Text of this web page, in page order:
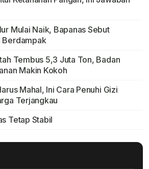
Mulai Naik, Bapanas Sebut
Berdampak
Tembus 5,3 Juta Ton, Badan
Makin Kokoh
Mahal, Ini Cara Penuhi Gizi
Terjangkau
Tetap Stabil